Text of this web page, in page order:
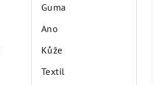
Guma
Ano
Kůže
Textil